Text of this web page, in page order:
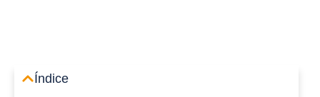
Índice